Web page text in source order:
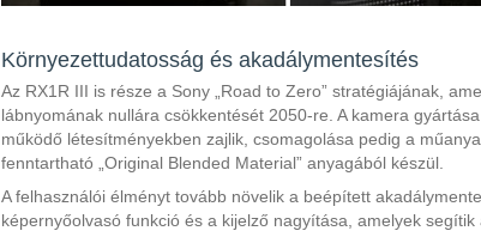
Környezettudatosság és akadálymentesítés
Az RX1R III is része a Sony „Road to Zero” stratégiájának,
lábnyomának nullára csökkentését 2050-re. A kamera
működő létesítményekben zajlik, csomagolása pedig a
fenntartható „Original Blended Material” anyagából készül.
A felhasználói élményt tovább növelik a beépített
képernyőolvasó funkció és a kijelző nagyítása, amelyek segítik